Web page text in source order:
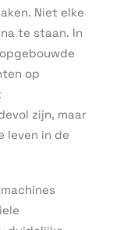
Niet elke
te staan. In
op
zijn, maar
leven in de